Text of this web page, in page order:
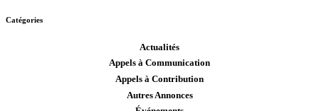
Catégories
Actualités
Appels à Communication
Appels à Contribution
Autres Annonces